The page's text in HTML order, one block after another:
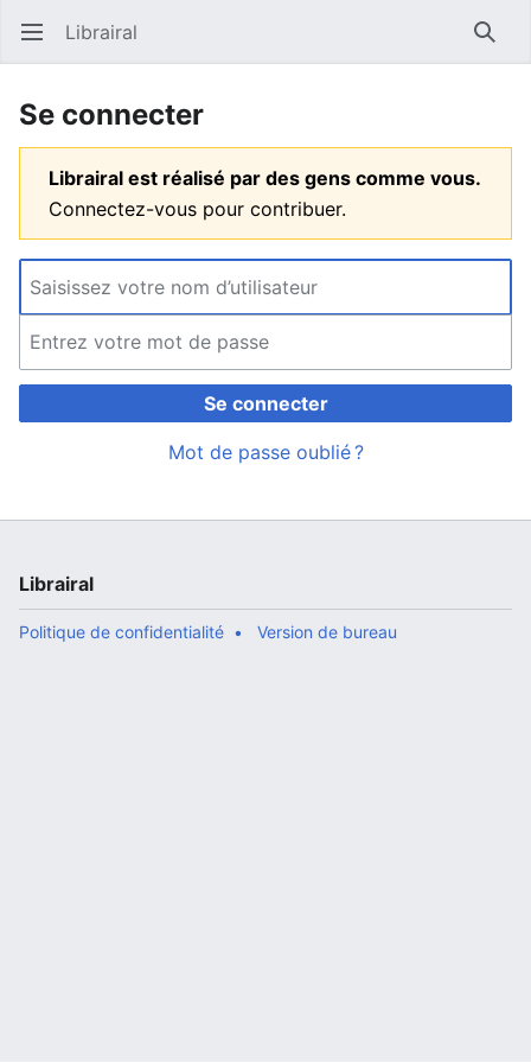
Ouvrir le menu principal Librairal
Se connecter
Librairal est réalisé par des gens comme vous.
Connectez-vous pour contribuer.
Se connecter
Mot de passe oublié ?
Librairal
Politique de confidentialité Version de bureau